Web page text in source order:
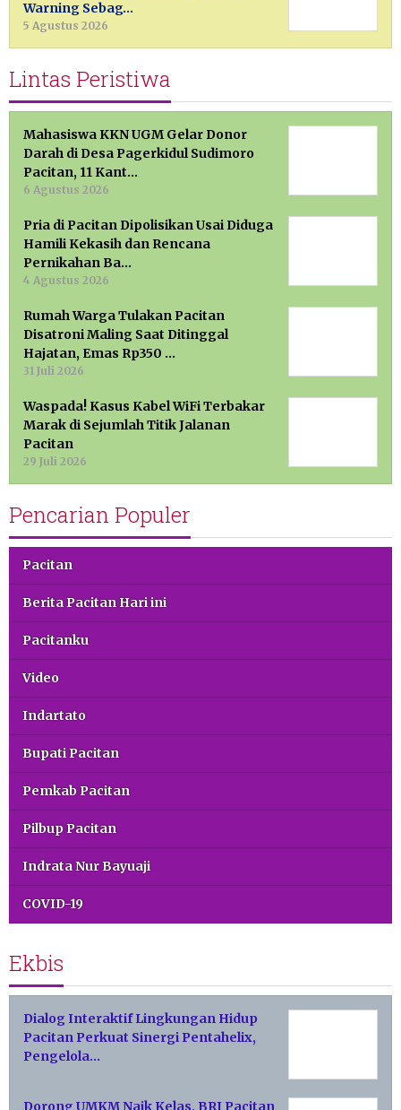
Warning Sebag…
5 Agustus 2026
Lintas Peristiwa
Mahasiswa KKN UGM Gelar Donor
Darah di Desa Pagerkidul Sudimoro
Pacitan, 11 Kant…
6 Agustus 2026
Pria di Pacitan Dipolisikan Usai Diduga
Hamili Kekasih dan Rencana
Pernikahan Ba…
4 Agustus 2026
Rumah Warga Tulakan Pacitan
Disatroni Maling Saat Ditinggal
Hajatan, Emas Rp350 …
31 Juli 2026
Waspada! Kasus Kabel WiFi Terbakar
Marak di Sejumlah Titik Jalanan
Pacitan
29 Juli 2026
Pencarian Populer
Pacitan
Berita Pacitan Hari ini
Pacitanku
Video
Indartato
Bupati Pacitan
Pemkab Pacitan
Pilbup Pacitan
Indrata Nur Bayuaji
COVID-19
Ekbis
Dialog Interaktif Lingkungan Hidup
Pacitan Perkuat Sinergi Pentahelix,
Pengelola…
Dorong UMKM Naik Kelas, BRI Pacitan